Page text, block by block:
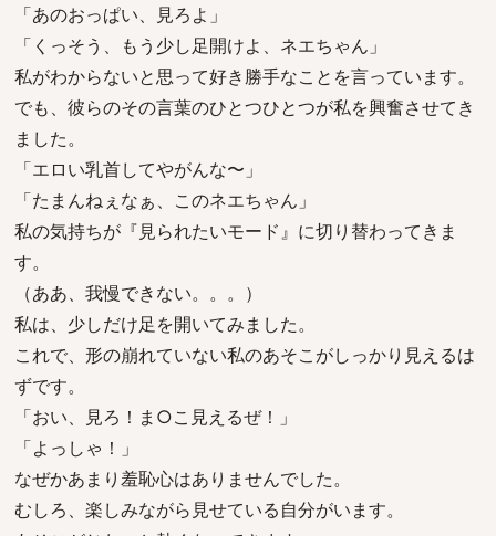
「あのおっぱい、見ろよ」
「くっそう、もう少し足開けよ、ネエちゃん」
私がわからないと思って好き勝手なことを言っています。
でも、彼らのその言葉のひとつひとつが私を興奮させてき
ました。
「エロい乳首してやがんな〜」
「たまんねぇなぁ、このネエちゃん」
私の気持ちが『見られたいモード』に切り替わってきま
す。
（ああ、我慢できない。。。）
私は、少しだけ足を開いてみました。
これで、形の崩れていない私のあそこがしっかり見えるは
ずです。
「おい、見ろ！ま○こ見えるぜ！」
「よっしゃ！」
なぜかあまり羞恥心はありませんでした。
むしろ、楽しみながら見せている自分がいます。